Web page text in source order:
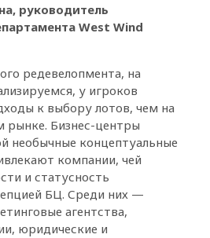
руководитель
West Wind
редевелопмента, на
у игроков
к выбору лотов, чем на
рынке. Бизнес-центры
необычные концептуальные
компании, чей
и статусность
БЦ. Среди них —
агентства,
юридические и